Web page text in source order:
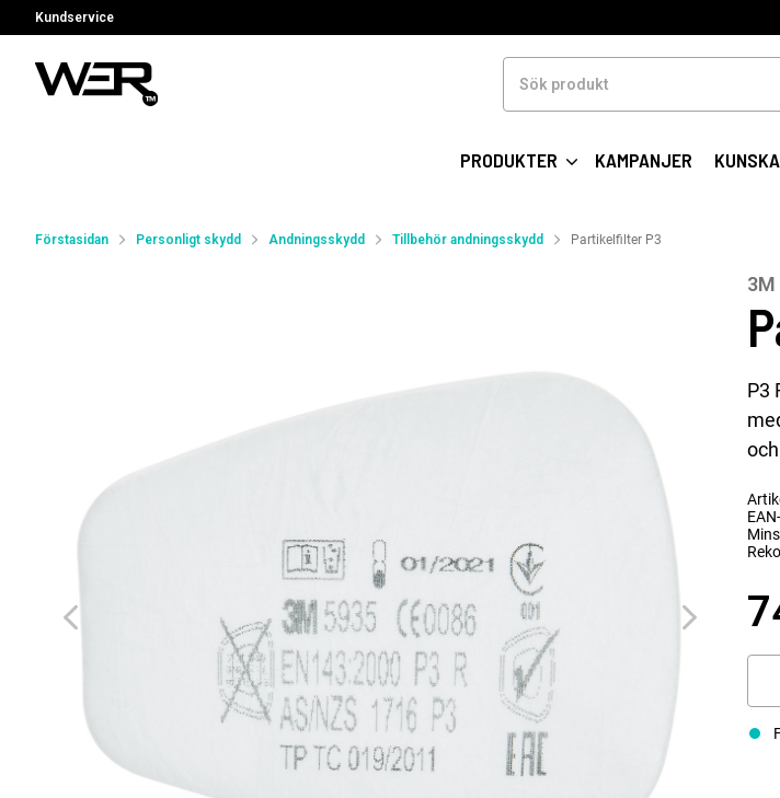
Kundservice
produkt
PRODUKTER KAMPANJER
Förstasidan Personligt skydd Andningsskydd Tillbehör andningsskydd Partikelfilter P3
3M
P3